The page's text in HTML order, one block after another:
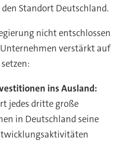
Standort Deutschland.
nicht entschlossen
verstärkt auf
ins Ausland:
jedes dritte große
in Deutschland seine